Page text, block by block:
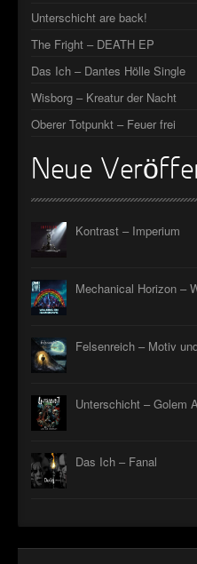
Unterschicht are back!
The Fright – DEATH EP
Das Ich – Dantes Hölle Single
Wisborg – Kreatur der Nacht
Oberer Totpunkt – Feuer frei
Neue
Kontrast – Imperium
Mechanical Horizon –
Felsenreich – Motiv
Unterschicht – Golem
Das Ich – Fanal